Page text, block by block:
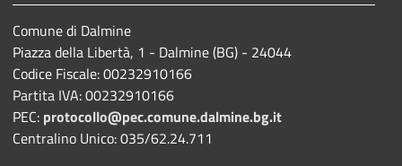
Comune di Dalmine
Piazza della Libertà, 1 - Dalmine (BG) - 24044
Codice Fiscale: 00232910166
Partita IVA: 00232910166
PEC: protocollo@pec.comune.dalmine.bg.it
Centralino Unico: 035/62.24.711